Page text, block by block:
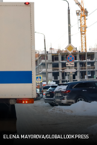
ELENA MAYOROVA/GLOBALLOOKPRESS